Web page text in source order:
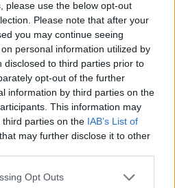
please use the below opt-out
Please note that after your
you may continue seeing
personal information utilized by
disclosed to third parties prior to
opt-out of the further
information by third parties on the
This information may
parties on the IAB’s List of
that may further disclose it to other
Opt Outs